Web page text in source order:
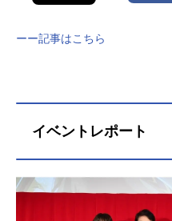
ーー記事はこちら
イベントレポート